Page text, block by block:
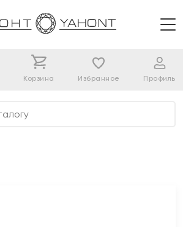
Корзина Избранное Профиль